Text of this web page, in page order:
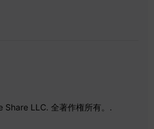
LLC. 全著作権所有。.